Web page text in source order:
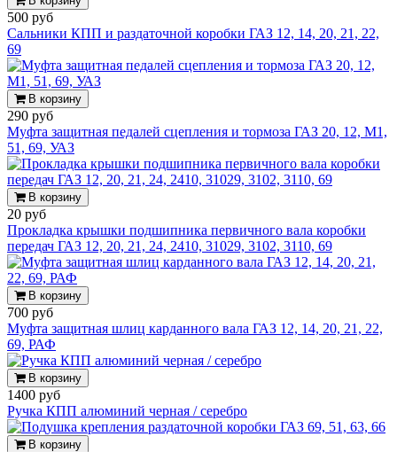
500 руб
Сальники КПП и раздаточной коробки ГАЗ 12, 14, 20, 21, 22,
69
В корзину
290 руб
Муфта защитная педалей сцепления и тормоза ГАЗ 20, 12, М1,
51, 69, УАЗ
В корзину
20 руб
Прокладка крышки подшипника первичного вала коробки
передач ГАЗ 12, 20, 21, 24, 2410, 31029, 3102, 3110, 69
В корзину
700 руб
Муфта защитная шлиц карданного вала ГАЗ 12, 14, 20, 21, 22,
69, РАФ
В корзину
1400 руб
Ручка КПП алюминий черная / серебро
В корзину